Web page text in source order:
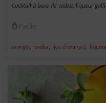
Cocktail à base de vodka, liqueur
Facile
orange, vodka, jus d'orange,